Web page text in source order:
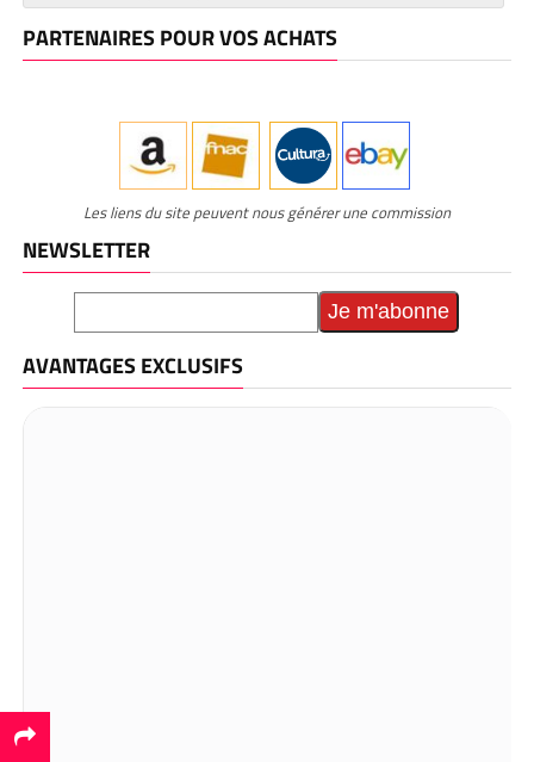
PARTENAIRES POUR VOS ACHATS
Les liens du site peuvent nous générer une commission
NEWSLETTER
AVANTAGES EXCLUSIFS